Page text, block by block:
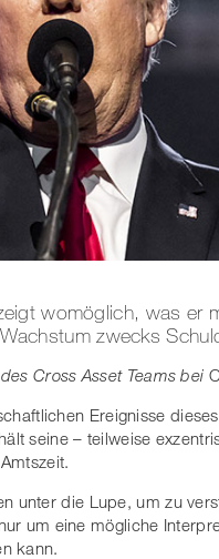
womöglich, was er
zwecks
Cross Asset Teams bei
Ereignisse
seine – teilweise
unter die Lupe, um zu
um eine mögliche
kann.